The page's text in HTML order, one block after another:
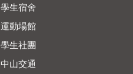
學生宿舍
運動場館
學生社團
中山交通